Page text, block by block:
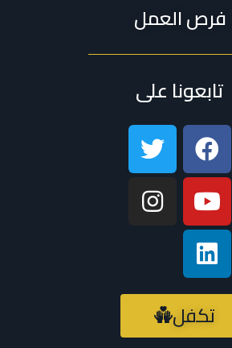
فرص العمل
تابعونا على
تكفل